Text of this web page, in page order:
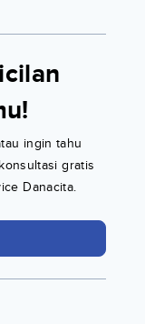
ingin tahu
gratis
Danacita.